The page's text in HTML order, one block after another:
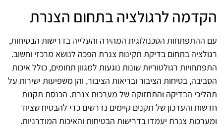
הקדמה לרגולציה בתחום הצנרת
עם ההתפתחות הטכנולוגית המהירה והעלייה בדרישות הבטיחות,
רגולציה בתחום בדיקת תקינות צנרת הפכה לנושא מרכזי וחשוב.
התפתחויות רגולטוריות שונות נוגעות למגוון תחומים, כולל איכות
הסביבה, בטיחות הציבור ובריאות הציבור, והן משפיעות ישירות על
תהליכי הבדיקה והתחזוקה של מערכות צנרת. הכנסת תקנות
חדשות והעדכון של תקנים קיימים נדרשים כדי להבטיח שציוד
ומערכות צנרת יעמדו בדרישות הבטיחות והאיכות המודרניות.